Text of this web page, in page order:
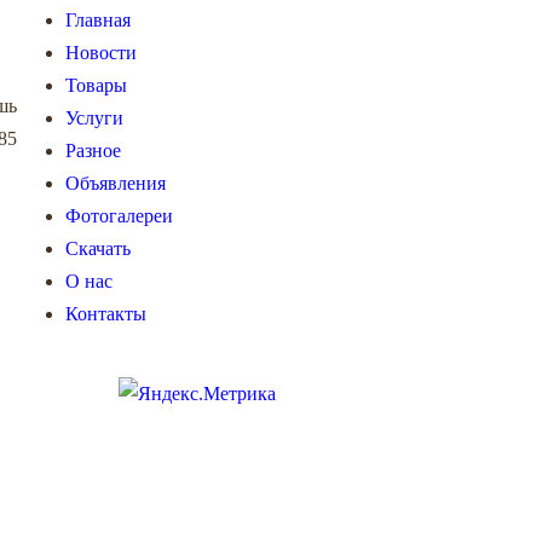
Главная
Новости
Товары
Услуги
Разное
Объявления
Фотогалереи
Скачать
О нас
Контакты